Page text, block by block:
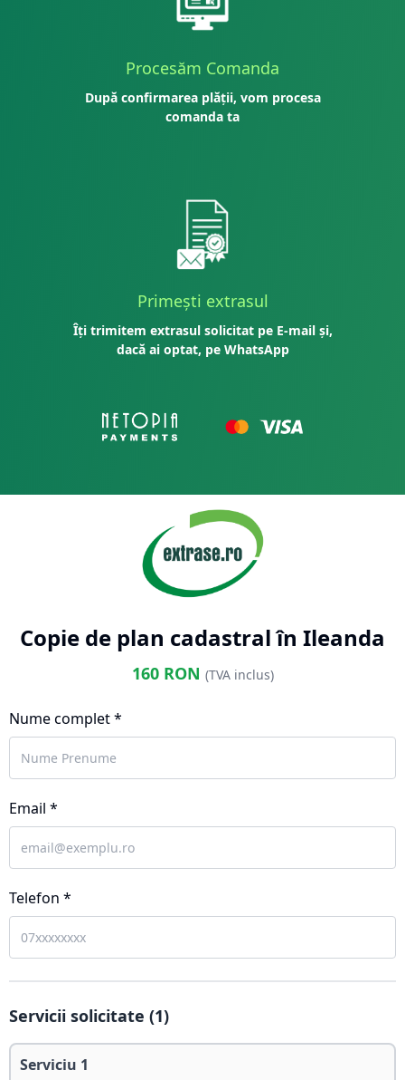
Procesăm Comanda
După confirmarea plății, vom procesa
comanda ta
Primești extrasul
Îți trimitem extrasul solicitat pe E-mail și,
dacă ai optat, pe WhatsApp
Copie de plan cadastral în Ileanda
160RON (TVA inclus)
Nume complet *
Email *
Telefon *
Servicii solicitate (1)
Serviciu 1